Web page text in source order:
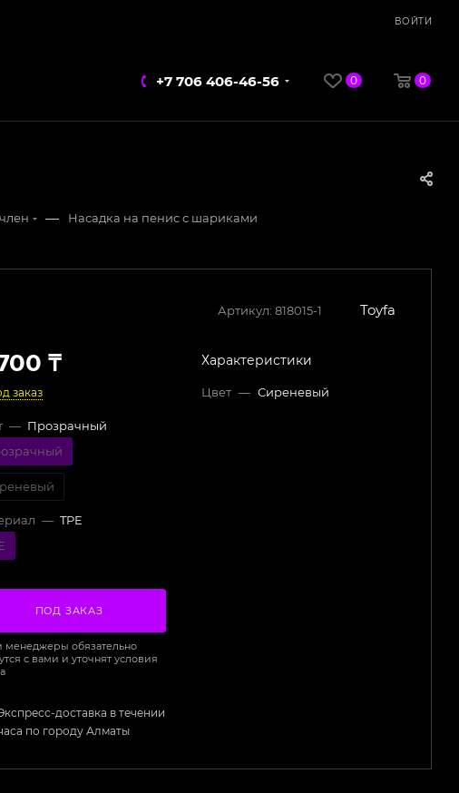
ВОЙТИ
0 0
+7 706 406-46-56
— Насадка на пенис с шариками
Артикул: 818015-1 Toyfa
₸
заказ
— Прозрачный
— TPE
ПОД ЗАКАЗ
менеджеры обязательно
с вами и уточнят условия
доставка в течении
по городу Алматы
Характеристики
Цвет — Сиреневый